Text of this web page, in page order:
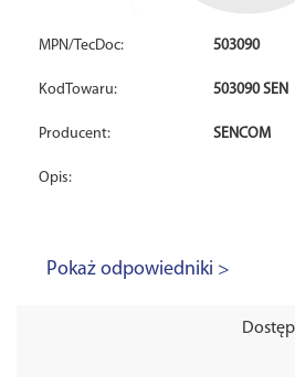
MPN/TecDoc: 503090
KodTowaru: 503090 SEN
Producent: SENCOM
Opis:
Pokaż odpowiedniki >